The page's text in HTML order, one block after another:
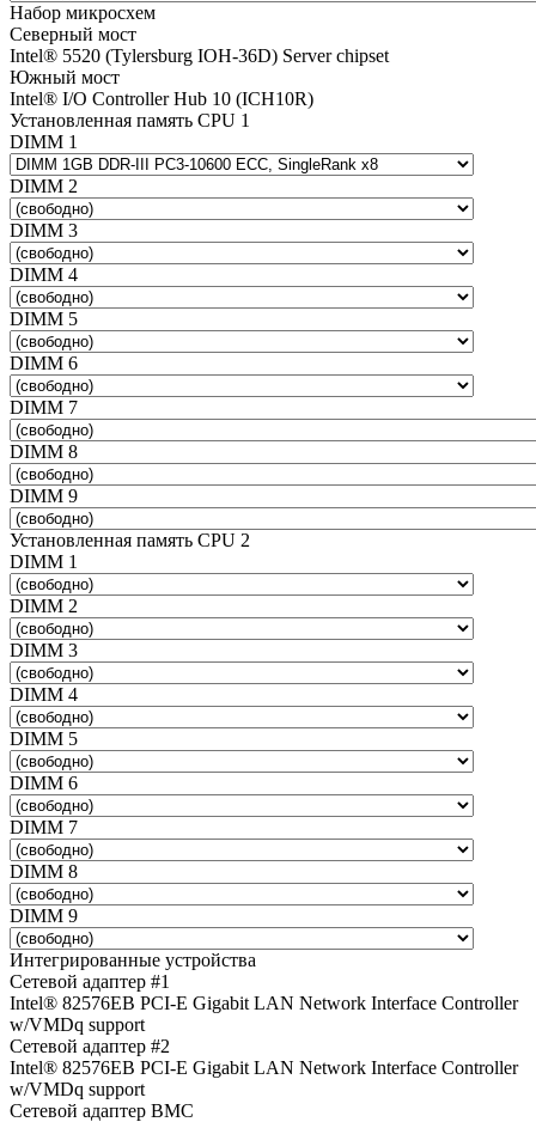
Набор микросхем
Северный мост
Intel® 5520 (Tylersburg IOH-36D) Server chipset
Южный мост
Intel® I/O Controller Hub 10 (ICH10R)
Установленная память CPU 1
DIMM 1
DIMM 2
DIMM 3
DIMM 4
DIMM 5
DIMM 6
DIMM 7
DIMM 8
DIMM 9
Установленная память CPU 2
DIMM 1
DIMM 2
DIMM 3
DIMM 4
DIMM 5
DIMM 6
DIMM 7
DIMM 8
DIMM 9
Интегрированные устройства
Сетевой адаптер #1
Intel® 82576EB PCI-E Gigabit LAN Network Interface Controller
w/VMDq support
Сетевой адаптер #2
Intel® 82576EB PCI-E Gigabit LAN Network Interface Controller
w/VMDq support
Сетевой адаптер BMC